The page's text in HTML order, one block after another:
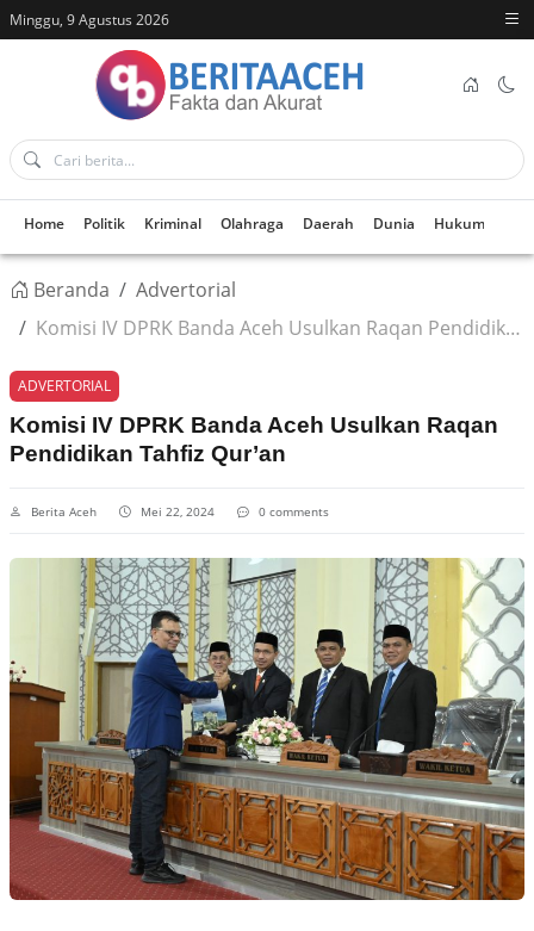
Minggu, 9 Agustus 2026
Home Politik Kriminal Olahraga Daerah Dunia Hukum
Beranda
Advertorial
Komisi IV DPRK Banda Aceh Usulkan Raqan Pendidikan Tahfiz Qur’an
ADVERTORIAL
Komisi IV DPRK Banda Aceh Usulkan Raqan
Pendidikan Tahfiz Qur’an
Berita Aceh Mei 22, 2024 0 comments